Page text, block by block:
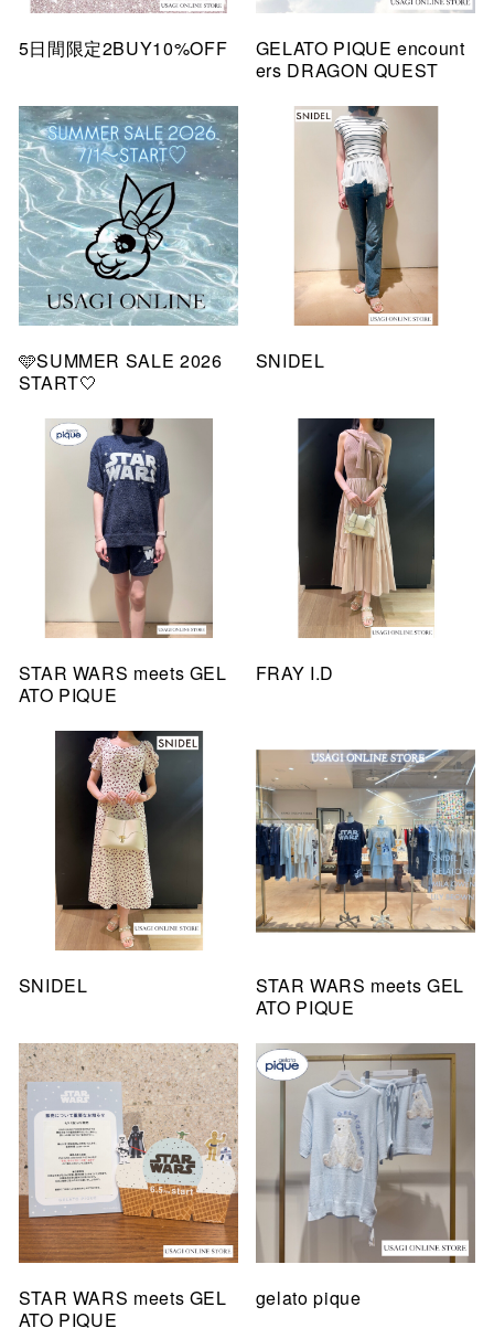
5日間限定2BUY10%OFF
GELATO PIQUE encount
ers DRAGON QUEST
🩵SUMMER SALE 2026
START🤍
SNIDEL
STAR WARS meets GEL
ATO PIQUE
FRAY I.D
SNIDEL
STAR WARS meets GEL
ATO PIQUE
STAR WARS meets GEL
ATO PIQUE
gelato pique